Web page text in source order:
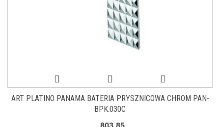
ART PLATINO PANAMA BATERIA PRYSZNICOWA CHROM PAN-
BPK.030C